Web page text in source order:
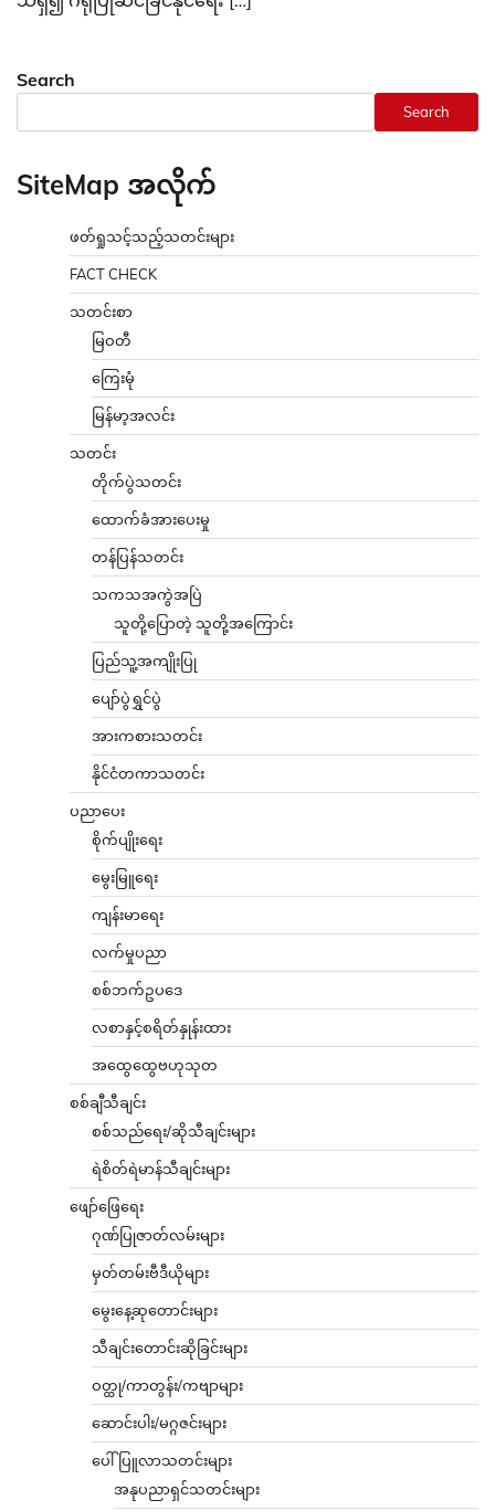
Search
Search
SiteMap အလိုက်
ဖတ်ရှုသင့်သည့်သတင်းများ
FACT CHECK
သတင်းစာ
မြဝတီ
ကြေးမုံ
မြန်မာ့အလင်း
သတင်း
တိုက်ပွဲသတင်း
ထောက်ခံအားပေးမှု
တန်ပြန်သတင်း
သကသအကွဲအပြဲ
သူတို့ပြောတဲ့ သူတို့အကြောင်း
ပြည်သူ့အကျိုးပြု
ပျော်ပွဲရွှင်ပွဲ
အားကစားသတင်း
နိုင်ငံတကာသတင်း
ပညာပေး
စိုက်ပျိုးရေး
မွေးမြူရေး
ကျန်းမာရေး
လက်မှုပညာ
စစ်ဘက်ဥပဒေ
လစာနှင့်စရိတ်နှုန်းထား
အထွေထွေဗဟုသုတ
စစ်ချီသီချင်း
စစ်သည်ရေး/ဆိုသီချင်းများ
ရဲစိတ်ရဲမာန်သီချင်းများ
ဖျော်ဖြေရေး
ဂုဏ်ပြုဇာတ်လမ်းများ
မှတ်တမ်းဗီဒီယိုများ
မွေးနေ့ဆုတောင်းများ
သီချင်းတောင်းဆိုခြင်းများ
ဝတ္ထု/ကာတွန်း/ကဗျာများ
ဆောင်းပါး/မဂ္ဂဇင်းများ
ပေါ်ပြူလာသတင်းများ
အနုပညာရှင်သတင်းများ